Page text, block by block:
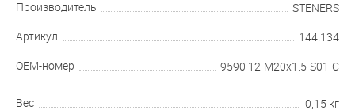
Производитель STENERS
Артикул 144.134
OEM-номер 9590 12-M20x1.5-S01-C
Вес 0,15 кг